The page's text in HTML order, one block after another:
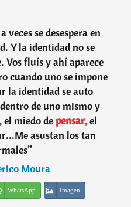
veces se desespera en
Y la identidad no se
Vos fluís y ahí aparece
cuando uno se impone
la identidad se auto
de uno mismo y
el miedo depensar,el
asustan los tan
”
Moura
WhatsApp Imagen